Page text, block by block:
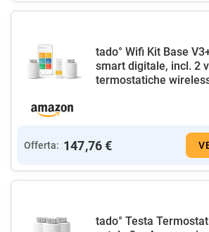
tado° Wifi Kit Base
smart digitale, incl. 2
termostatiche
Offerta: 147,76 €
tado° Testa